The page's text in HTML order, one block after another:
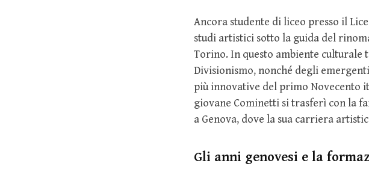
Ancora studente di liceo presso il
studi artistici sotto la guida del
Torino. In questo ambiente culturale
Divisionismo, nonché degli
più innovative del primo Novecento
giovane Cominetti si trasferì con la
a Genova, dove la sua carriera
Gli anni genovesi e la